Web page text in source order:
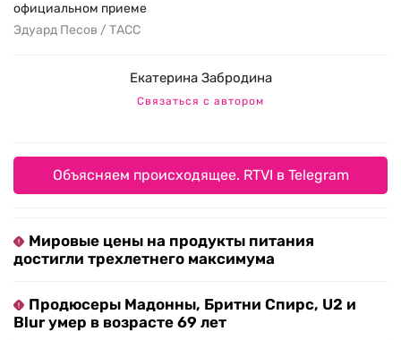
официальном приеме
Эдуард Песов / ТАСС
Екатерина Забродина
Связаться с автором
Объясняем происходящее. RTVI в Telegram
Мировые цены на продукты питания
достигли трехлетнего максимума
Продюсеры Мадонны, Бритни Спирс, U2 и
Blur умер в возрасте 69 лет